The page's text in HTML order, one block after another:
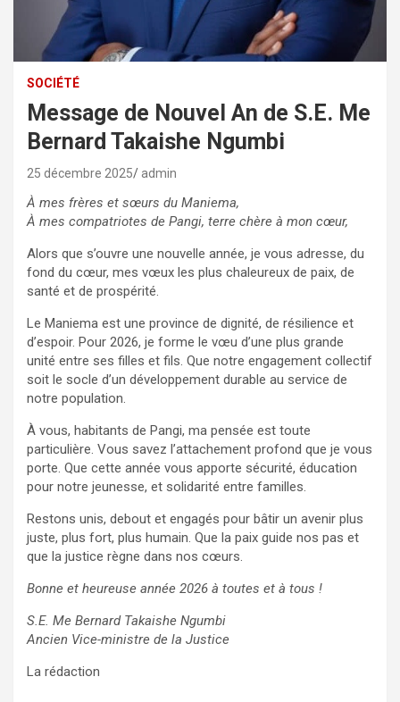
SOCIÉTÉ
Message de Nouvel An de S.E. Me
Bernard Takaishe Ngumbi
25 décembre 2025 admin
À mes frères et sœurs du Maniema,
À mes compatriotes de Pangi, terre chère à mon cœur,
Alors que s’ouvre une nouvelle année, je vous adresse, du
fond du cœur, mes vœux les plus chaleureux de paix, de
santé et de prospérité.
Le Maniema est une province de dignité, de résilience et
d’espoir. Pour 2026, je forme le vœu d’une plus grande
unité entre ses filles et fils. Que notre engagement collectif
soit le socle d’un développement durable au service de
notre population.
À vous, habitants de Pangi, ma pensée est toute
particulière. Vous savez l’attachement profond que je vous
porte. Que cette année vous apporte sécurité, éducation
pour notre jeunesse, et solidarité entre familles.
Restons unis, debout et engagés pour bâtir un avenir plus
juste, plus fort, plus humain. Que la paix guide nos pas et
que la justice règne dans nos cœurs.
Bonne et heureuse année 2026 à toutes et à tous !
S.E. Me Bernard Takaishe Ngumbi
Ancien Vice-ministre de la Justice
La rédaction